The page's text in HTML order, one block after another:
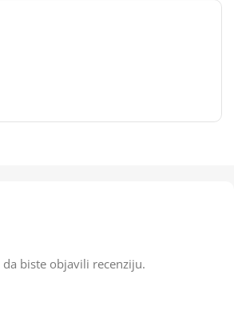
da biste objavili recenziju.